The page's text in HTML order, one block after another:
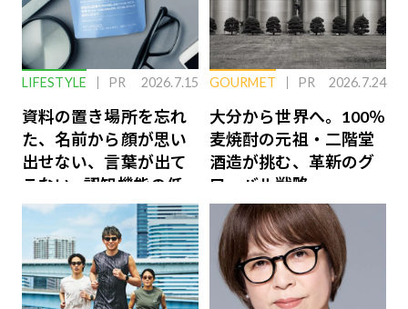
LIFESTYLE PR 2026.7.15
資料の置き場所を忘れ
た、名前から顔が思い
出せない、言葉が出て
こない…認知機能の低
下を救う、脳のインナ
ーケアとは
GOURMET PR 2026.7.24
大分から世界へ。100％
麦焼酎の元祖・二階堂
酒造が挑む、革新のグ
ローバル戦略